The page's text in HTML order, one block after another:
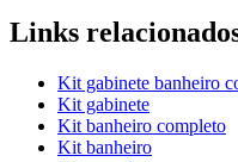
Links
Kit gabinete banheiro
Kit gabinete
Kit banheiro completo
Kit banheiro